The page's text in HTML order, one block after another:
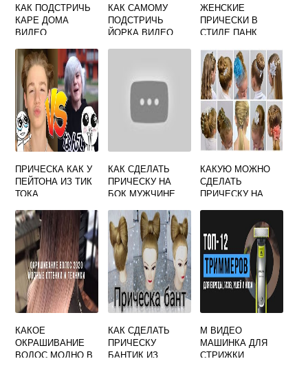
КАК ПОДСТРИЧЬ
КАРЕ ДОМА
ВИДЕО
КАК САМОМУ
ПОДСТРИЧЬ
ЙОРКА ВИДЕО
ЖЕНСКИЕ
ПРИЧЕСКИ В
СТИЛЕ ПАНК
ПРИЧЕСКА КАК У
ПЕЙТОНА ИЗ ТИК
ТОКА
КАК СДЕЛАТЬ
ПРИЧЕСКУ НА
БОК МУЖЧИНЕ
КАКУЮ МОЖНО
СДЕЛАТЬ
ПРИЧЕСКУ НА
КАКОЕ
ОКРАШИВАНИЕ
ВОЛОС МОДНО В
КАК СДЕЛАТЬ
ПРИЧЕСКУ
БАНТИК ИЗ
М ВИДЕО
МАШИНКА ДЛЯ
СТРИЖКИ